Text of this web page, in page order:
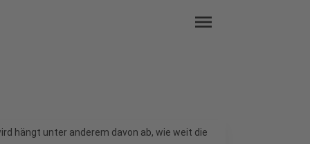
menu
hängt unter anderem davon ab, wie weit die